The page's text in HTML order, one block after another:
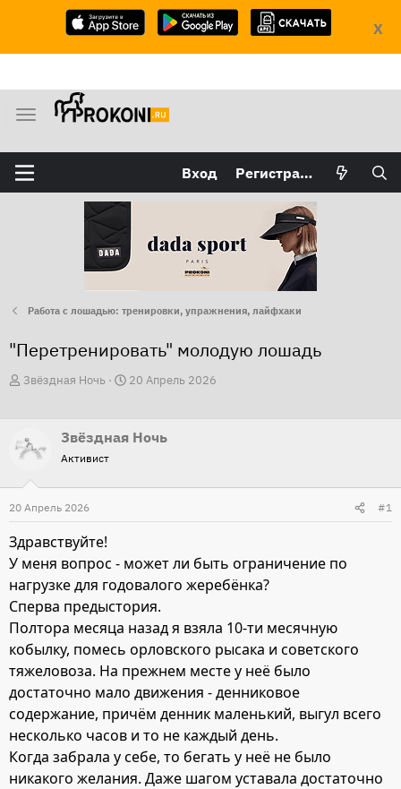
X
М
н
ю
Вход Регистрация
Работа с лошадью: тренировки, упражнения, лайфхаки
"Перетренировать" молодую лошадь
А
о
т
е
ы
Звёздная Ночь
Д
а
а
а
20 Апрель 2026
Звёздная Ночь
Активист
20 Апрель 2026 #1
Здравствуйте!
У меня вопрос - может ли быть ограничение по
нагрузке для годовалого жеребёнка?
Сперва предыстория.
Полтора месяца назад я взяла 10-ти месячную
кобылку, помесь орловского рысака и советского
тяжеловоза. На прежнем месте у неё было
достаточно мало движения - денниковое
содержание, причём денник маленький, выгул всего
несколько часов и то не каждый день.
Когда забрала у себе, то бегать у неё не было
никакого желания. Даже шагом уставала достаточно